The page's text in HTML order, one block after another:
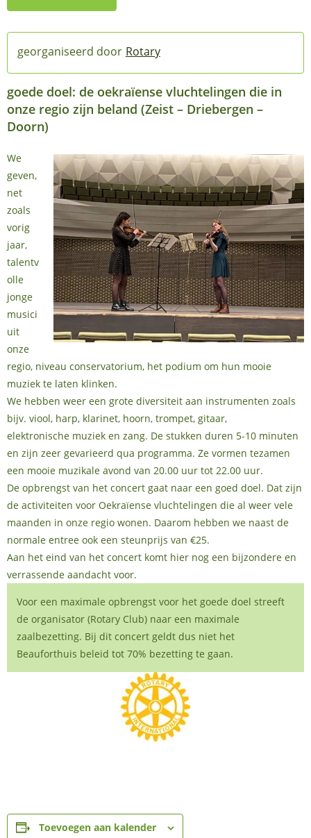
Rotary
goede doel: de oekraïense vluchtelingen die in
onze regio zijn beland (Zeist – Driebergen –
Doorn)
We
geven,
net
zoals
vorig
jaar,
talentv
olle
jonge
musici
uit
onze
regio, niveau conservatorium, het podium om hun mooie
muziek te laten klinken.
We hebben weer een grote diversiteit aan instrumenten zoals
bijv. viool, harp, klarinet, hoorn, trompet, gitaar,
elektronische muziek en zang. De stukken duren 5-10 minuten
en zijn zeer gevarieerd qua programma. Ze vormen tezamen
een mooie muzikale avond van 20.00 uur tot 22.00 uur.
De opbrengst van het concert gaat naar een goed doel. Dat zijn
de activiteiten voor Oekraïense vluchtelingen die al weer vele
maanden in onze regio wonen. Daarom hebben we naast de
normale entree ook een steunprijs van €25.
Aan het eind van het concert komt hier nog een bijzondere en
verrassende aandacht voor.
Voor een maximale opbrengst voor het goede doel streeft
de organisator (Rotary Club) naar een maximale
zaalbezetting. Bij dit concert geldt dus niet het
Beauforthuis beleid tot 70% bezetting te gaan.
Toevoegen aan kalender